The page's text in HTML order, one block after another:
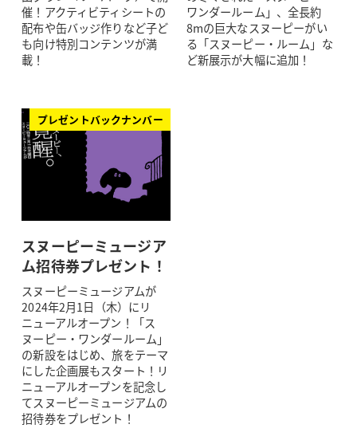
催！アクティビティシートの
配布や缶バッジ作りなど子ど
も向け特別コンテンツが満
載！
ワンダールーム」、全長約
8mの巨大なスヌーピーがい
る「スヌーピー・ルーム」な
ど新展示が大幅に追加！
プレゼントバックナンバー
スヌーピーミュージア
ム招待券プレゼント！
スヌーピーミュージアムが
2024年2月1日（木）にリ
ニューアルオープン！「ス
ヌーピー・ワンダールーム」
の新設をはじめ、旅をテーマ
にした企画展もスタート！リ
ニューアルオープンを記念し
てスヌーピーミュージアムの
招待券をプレゼント！